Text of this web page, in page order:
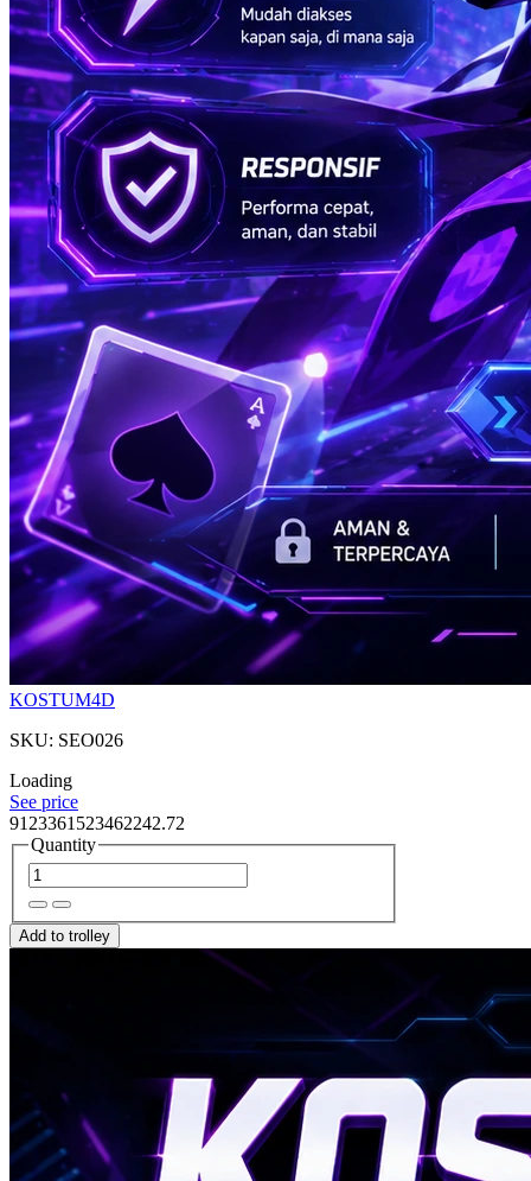
KOSTUM4D
SKU: SEO026
Loading
See price
9123361523462242.72
Quantity
Add to trolley